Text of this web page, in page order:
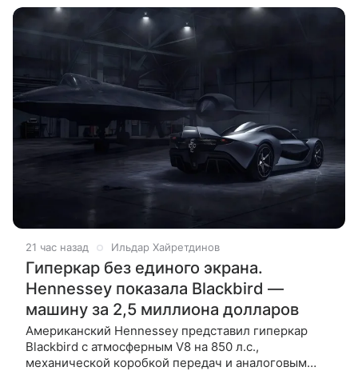
21 час назад Ильдар Хайретдинов
Гиперкар без единого экрана.
Hennessey показала Blackbird —
машину за 2,5 миллиона долларов
Американский Hennessey представил гиперкар
Blackbird с атмосферным V8 на 850 л.с.,
механической коробкой передач и аналоговым